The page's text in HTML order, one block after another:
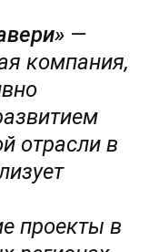
—
компания,
отрасли в
проекты в